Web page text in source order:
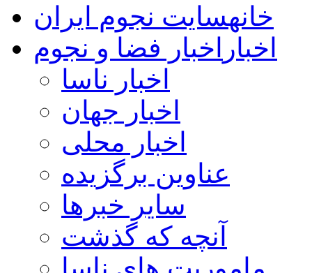
خانهسایت نجوم ایران
اخبار اخبار فضا و نجوم
اخبار ناسا
اخبار جهان
اخبار محلی
عناوین برگزیده
سایر خبرها
آنچه که گذشت